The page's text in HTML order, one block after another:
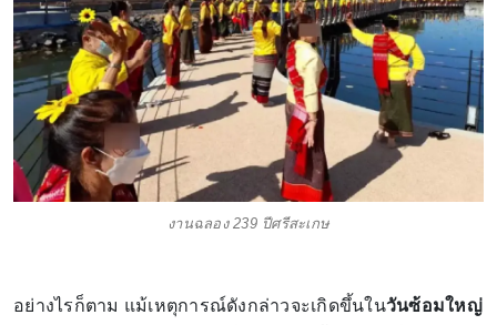
งานฉลอง 239 ปีศรีสะเกษ
อย่างไรก็ตาม แม้เหตุการณ์ดังกล่าวจะเกิดขึ้นในวันซ้อมใหญ่